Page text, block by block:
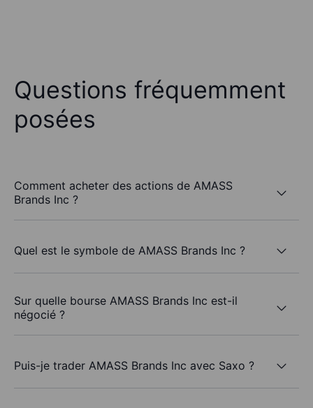
Questions fréquemment
posées
Comment acheter des actions de AMASS
Brands Inc ?
Quel est le symbole de AMASS Brands Inc ?
Sur quelle bourse AMASS Brands Inc est-il
négocié ?
Puis-je trader AMASS Brands Inc avec Saxo ?